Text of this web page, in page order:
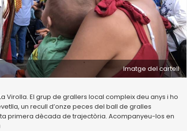
Imatge del cartell
Virolla. El grup de grallers local compleix deu anys i ho
un recull d’onze peces del ball de gralles
primera dècada de trajectòria. Acompanyeu-los en